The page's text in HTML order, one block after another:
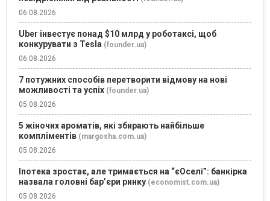
06.08.2026
Uber інвестує понад $10 млрд у роботаксі, щоб
конкурувати з Tesla (founder.ua)
06.08.2026
7 потужних способів перетворити відмову на нові
можливості та успіх (founder.ua)
05.08.2026
5 жіночих ароматів, які збирають найбільше
компліментів (margosha.com.ua)
05.08.2026
Іпотека зростає, але тримається на “єОселі”: банкірка
назвала головні бар’єри ринку (economist.com.ua)
05.08.2026